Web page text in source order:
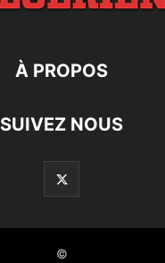
À PROPOS
SUIVEZ NOUS
©